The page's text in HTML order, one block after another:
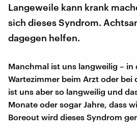
Langeweile kann krank
sich dieses Syndrom.
dagegen helfen.
Manchmal ist uns langweilig – in
Wartezimmer beim Arzt oder bei
ist uns aber so langweilig und
Monate oder sogar Jahre, dass
Boreout wird dieses Syndrom